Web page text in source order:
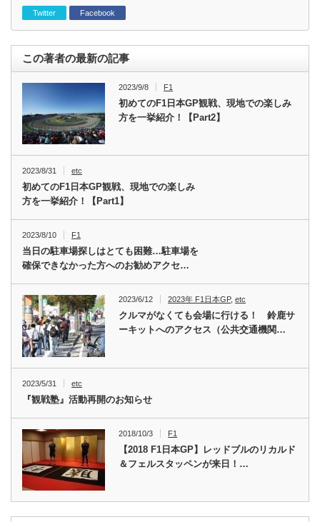
Twitter Facebook
この著者の最新の記事
2023/9/8 F1
初めてのF1日本GP観戦、現地での楽しみ
方を一挙紹介！【Part2】
2023/8/31 etc
初めてのF1日本GP観戦、現地での楽しみ
方を一挙紹介！【Part1】
2023/8/10 F1
当日の駐車場探しはとても困難…駐車場を
確保できなかった方へのお勧めアクセ…
2023/6/12 2023年 F1日本GP,etc
クルマがなくても会場に行ける！ 鈴鹿サ
ーキットへのアクセス（公共交通機関…
2023/5/31 etc
『観戦塾』活動再開のお知らせ
2018/10/3 F1
【2018 F1日本GP】レッドブルのリカルド
＆フェルスタッペンが来日！…